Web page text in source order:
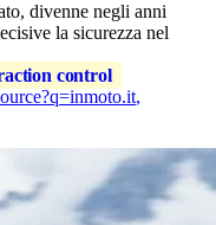
divenne negli anni
la sicurezza nel
control
,